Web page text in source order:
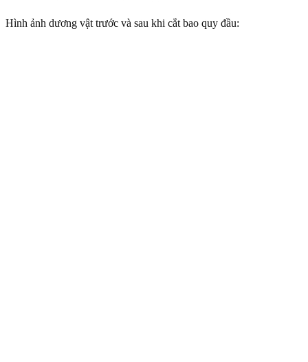
Hình ảnh dương vật trước và sau khi cắt bao quy đầu: